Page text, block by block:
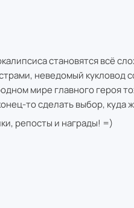
становятся всё
неведомый кукловод
мире главного героя
то сделать выбор, куда
репосты и награды! =)